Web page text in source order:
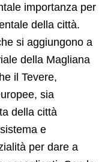
importanza per
della città.
si aggiungono a
della Magliana
il Tevere,
sia
della città
e
per dare a